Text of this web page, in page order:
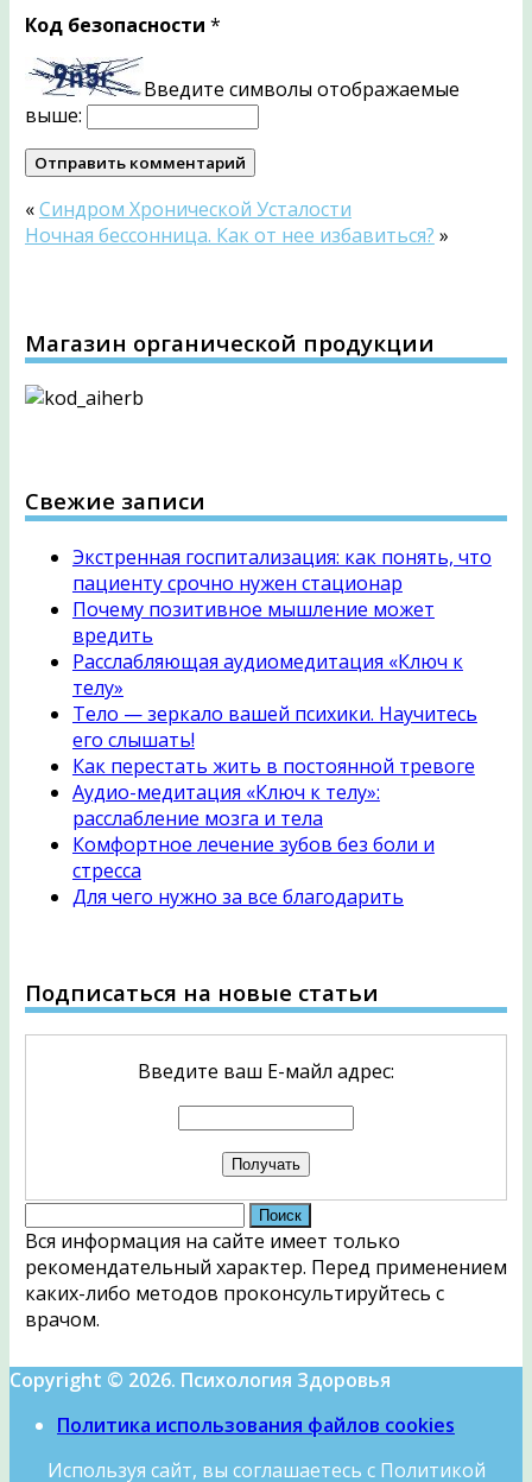
Код безопасности *
Введите символы отображаемые
выше:
«Синдром Хронической Усталости
Ночная бессонница. Как от нее избавиться? »
Магазин органической продукции
Свежие записи
Экстренная госпитализация: как понять, что
пациенту срочно нужен стационар
Почему позитивное мышление может
вредить
Расслабляющая аудиомедитация «Ключ к
телу»
Тело — зеркало вашей психики. Научитесь
его слышать!
Как перестать жить в постоянной тревоге
Аудио-медитация «Ключ к телу»:
расслабление мозга и тела
Комфортное лечение зубов без боли и
стресса
Для чего нужно за все благодарить
Подписаться на новые статьи
Введите ваш Е-майл адрес:
Найти:
Вся информация на сайте имеет только
рекомендательный характер. Перед применением
каких-либо методов проконсультируйтесь с
врачом.
Copyright © 2026. Психология Здоровья
Политика использования файлов cookies
Используя сайт, вы соглашаетесь с Политикой